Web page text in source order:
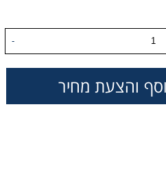
-
והצעת מחיר